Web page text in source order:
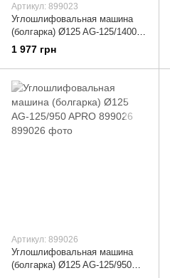
Артикул: 899023
Углошлифовальная машина
(болгарка) Ø125 AG-125/1400
VCQ APRO 899023
1 977 грн
Артикул: 899026
Углошлифовальная машина
(болгарка) Ø125 AG-125/950